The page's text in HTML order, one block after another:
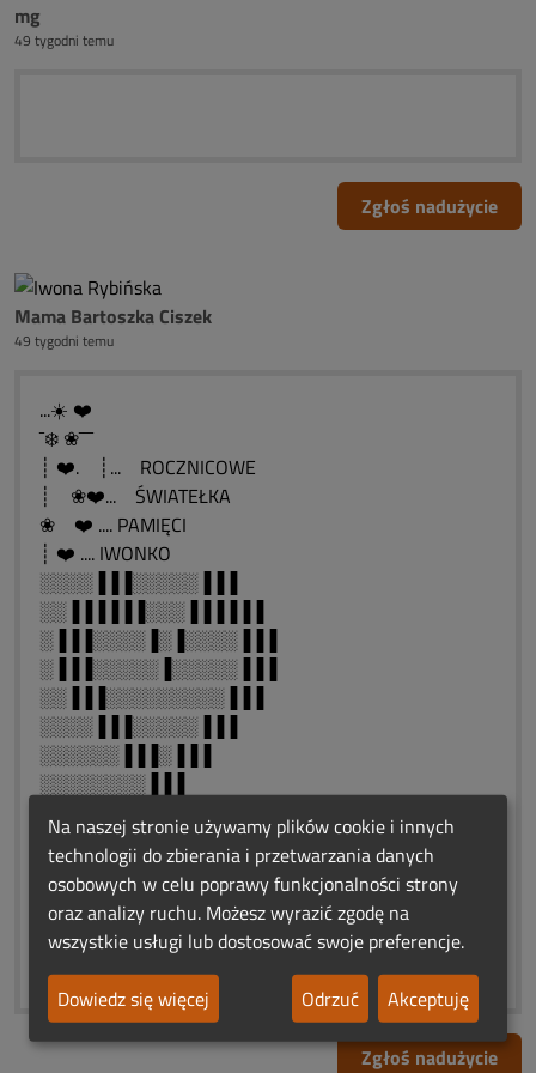
mg
49 tygodni temu
Zgłoś nadużycie
Mama Bartoszka Ciszek
49 tygodni temu
...☀️ ❤️
¯❄️ ❀¯¯¯
┊ ❤️. ┊... ROCZNICOWE
┊ ❀❤️... ŚWIATEŁKA
❀ ❤️ .... PAMIĘCI
┊ ❤️ .... IWONKO
░░░░▐▐▐░░░░░▐▐▐
░░▐▐▐▐▐▐░░░▐▐▐▐▐▐
░▐▐▐░░░░▐░▐░░░░▐▐▐
░▐▐▐░░░░░▐░░░░░▐▐▐
░░▐▐▐░░░░░░░░░▐▐▐
░░░░▐▐▐░░░░░▐▐▐
░░░░░░▐▐▐░▐▐▐
░░░░░░░░▐▐▐
░░░░░░░░░▐
♥*•¸•* ♥ *•¸*•¸•*¸•* ♥ *•¸•*`♥
..Najlepszym pamiętnikiem jest serce.
.. ...Ono pamięta o tych,
którzy są godni pamięci...❤️♣❤️
♥*•¸•*⭐♥⭐*•¸*•¸•*¸•* ♥
Zgłoś nadużycie
Na naszej stronie używamy plików cookie i innych
technologii do zbierania i przetwarzania danych
osobowych w celu poprawy funkcjonalności strony
oraz analizy ruchu. Możesz wyrazić zgodę na
wszystkie usługi lub dostosować swoje preferencje.
Dowiedz się więcej
Odrzuć Akceptuję